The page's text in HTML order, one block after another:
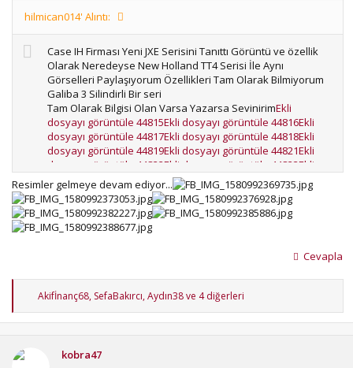
hilmican014' Alıntı:
Case IH Firması Yeni JXE Serisini Tanıttı Görüntü ve özellik
Olarak Neredeyse New Holland TT4 Serisi İle Aynı
Görselleri Paylaşıyorum Özellikleri Tam Olarak Bilmiyorum
Galiba 3 Silindirli Bir seri
Tam Olarak Bilgisi Olan Varsa Yazarsa SevinirimEkli
dosyayı görüntüle 44815Ekli dosyayı görüntüle 44816Ekli
dosyayı görüntüle 44817Ekli dosyayı görüntüle 44818Ekli
dosyayı görüntüle 44819Ekli dosyayı görüntüle 44821Ekli
dosyayı görüntüle 44822Ekli dosyayı görüntüle 44823Ekli
dosyayı görüntüle 44824
Resimler gelmeye devam ediyor...
Cevapla
T
p
Akifİnanç68, SefaBakırcı,Aydın38ve 4 diğerleri
kobra47